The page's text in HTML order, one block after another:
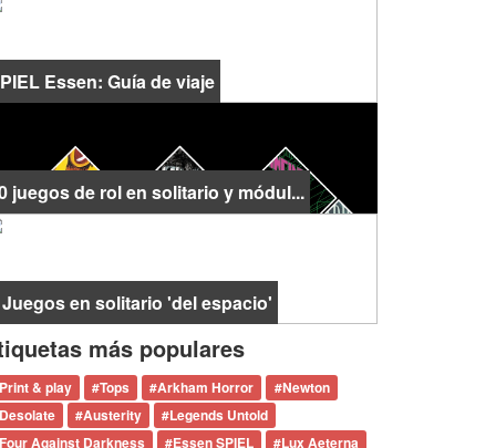
Essen: Guía de viaje
juegos de rol en solitario y módul...
en solitario 'del espacio'
más populares
& play #Tops #Arkham Horror #Newton
#Austerity #Legends Untold
Against Darkness #Essen SPIEL #Lux Aeterna